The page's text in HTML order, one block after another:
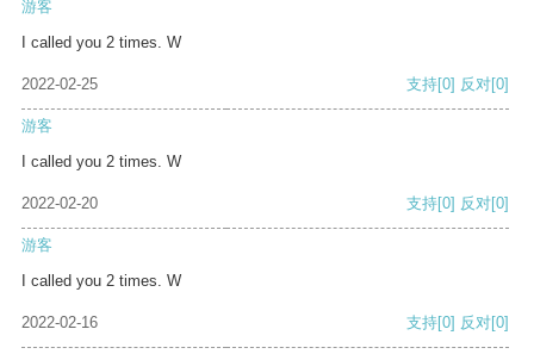
游客
I called you 2 times. W
2022-02-25 支持[0] 反对[0]
游客
I called you 2 times. W
2022-02-20 支持[0] 反对[0]
游客
I called you 2 times. W
2022-02-16 支持[0] 反对[0]